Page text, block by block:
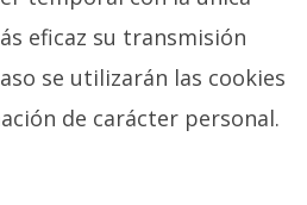
eficaz su transmisión
se utilizarán las cookies
de carácter personal.